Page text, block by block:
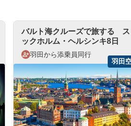
バルト海クルーズで旅する ス
ックホルム・ヘルシンキ8日
羽田から添乗員同行
羽田